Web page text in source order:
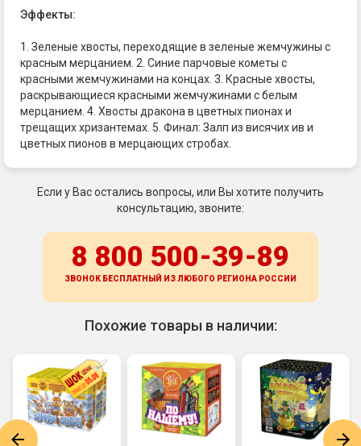
Эффекты:
1. Зеленые хвосты, переходящие в зеленые жемчужины с
красным мерцанием. 2. Синие парчовые кометы с
красными жемчужинами на концах. 3. Красные хвосты,
раскрывающиеся красными жемчужинами с белым
мерцанием. 4. Хвосты дракона в цветных пионах и
трещащих хризантемах. 5. Финал: Залп из висячих ив и
цветных пионов в мерцающих стробах.
Если у Вас остались вопросы, или Вы хотите получить
консультацию, звоните:
8 800 500-39-89
ЗВОНОК БЕСПЛАТНЫЙ ИЗ ЛЮБОГО РЕГИОНА РОССИИ
Похожие товары в наличии: